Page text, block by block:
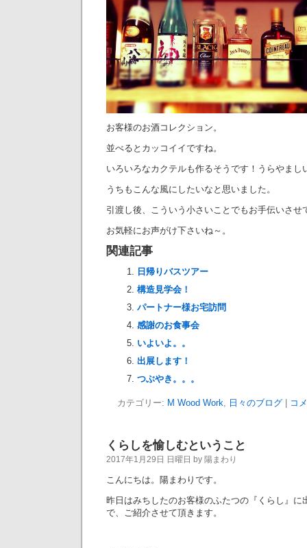
お客様のお酒コレクション。
並べるとカッコイイですね。
いろいろなカクテルも作るそうです！うらやまし
うちもこんな風にしたいなと思いました。
引渡し後、こういう小さいことでもお手伝いさせ
お気軽にお声がけ下さいね～。
関連記事
日帰りバスツアー
構造見学会！
パートナー様お宅訪問
感謝のお食事会
いよいよ。。
出展します！
つぶやき。。。
カテゴリー: M Wood Work, 日々のブログ| コ
くらしを愉しむということ
2017年1月29日 日曜日 by 陽まわり
こんにちは。陽まわりです。
昨日はみちしたのお客様のふたつの『くらし』に
で、ご紹介させて頂きます。